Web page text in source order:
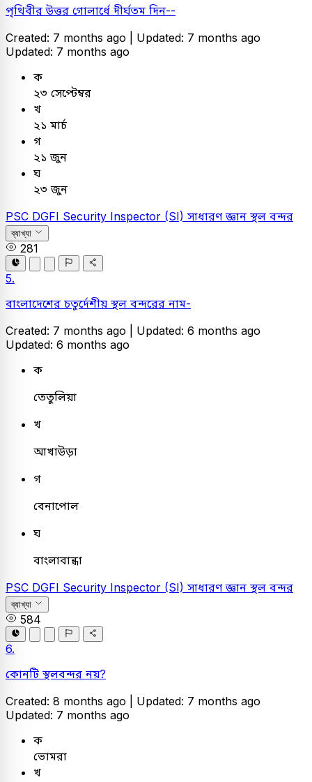
পৃথিবীর উত্তর গোলার্ধে দীর্ঘতম দিন--
Created: 7 months ago | Updated: 7 months ago
Updated: 7 months ago
ক
২৩ সেপ্টেম্বর
খ
২১ মার্চ
গ
২১ জুন
ঘ
২৩ জুন
PSC DGFI Security Inspector (SI) সাধারণ জ্ঞান স্থল বন্দর
ব্যাখ্যা
281
5.
বাংলাদেশের চতুর্দেশীয় স্থল বন্দরের নাম-
Created: 7 months ago | Updated: 6 months ago
Updated: 6 months ago
ক
তেতুলিয়া
খ
আখাউড়া
গ
বেনাপোল
ঘ
বাংলাবান্ধা
PSC DGFI Security Inspector (SI) সাধারণ জ্ঞান স্থল বন্দর
ব্যাখ্যা
584
6.
কোনটি স্থলবন্দর নয়?
Created: 8 months ago | Updated: 7 months ago
Updated: 7 months ago
ক
ভোমরা
খ